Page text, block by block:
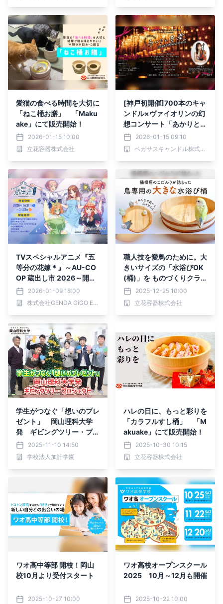
愛猫の食べる時間を大切に
「ねこ桶お膳」 「Maku
ake」にて販売開始！
2026-01-15 10:00
立花容器株式会社
[神戸初開催]700本のキャ
ンドル×ヴァイオリンの幻
想コンサート「あかりと音
楽。」ペアチケット追加販
売開始！
2026-01-15 09:10
ペガサスキャンドル株式会社
TVスペシャルアニメ『五
等分の花嫁＊』～AU-CO
OP 蔵出し市 2026～開催
のお知らせ
2026-01-09 18:00
株式会社GENDA GiGO Entertainment
職人技を愛鳥のために。大
きいサイズの「水浴びOK
(桶)」を ものづくりクラ
ウドファンディング 「Cre
ema SPRINGS」にて販売
開始！
2025-12-25 10:00
立花容器株式会社
学生がつなぐ「想いのプレ
ゼント」 岡山理科大学
発 ギビングツリー・プロ
ジェクト2025-11-10 14:50
学校法人加計学園
ハレの日に、もっと彩りを
「カラフルすし桶」 「M
akuake」にて販売開始！
2025-10-30 10:15
立花容器株式会社
ワオ高中等部 開校！岡山
校10月より受付スタート
2025-10-27 10:00
ワオ高校オープンスクール
2025 10月～12月も開催
2025-10-22 10:00